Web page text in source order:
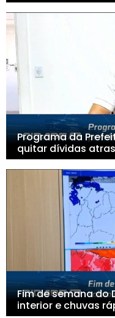
Programa da
quitar dívidas
Fim de semana do
interior e chuvas